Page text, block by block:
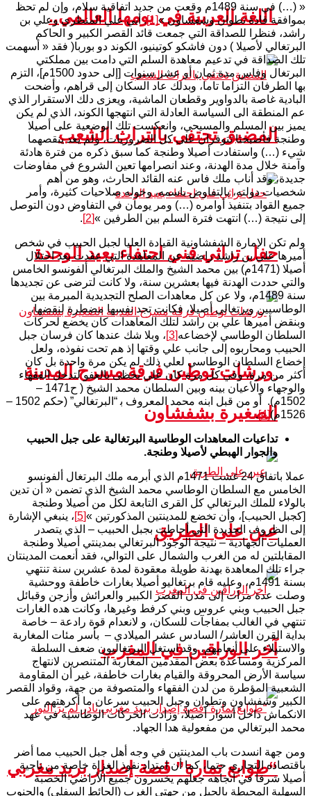
اللغة العربية في يومها العالمي..
المضيق تحتفي بالتراث الشعب
حفل تراثي فني احتفاء بعيد الوحدة
ورشات توطين فرقة مسرح المدينة
الصغيرة بشفشاون
عين على الطريق
آخر الوراقين في المغرب
“طوابع تمارة” قصة إصدار بريد مغربي
« (…) في سنة 1489م وقعت من جديد اتفاقية سلام، وإن لم تحظ
بموافقة قادة تطوان وشفشاون »[1]
. أبي علي المنظري وعلي بن
راشد، فنظرا للصداقة التي جمعت قائد القصر الكبير و الحاكم
البرتغالي لأصيلا ) دون فاشكو كوتينيو، الكوند دو بوربا( فقد « أسهمت
تلك الصداقة في تدعيم معاهدة السلم التي دامت بين مملكتي
البرتغال وفاس مدة ثمان أو عشر سنوات [إلى حدود 1500م]، التزم
بها الطرفان التزاما تاما، وبدلك عاد السكان إلى قراهم، وأضحت
البادية غاصة بالدواوير وقطعان الماشية، ويعزى دلك الاستقرار الذي
عم المنطقة الى السياسة العادلة التي انتهجها الكوند، الذي لم يكن
يميز بين المسلم والمسيحي، وانعكست تلك الوضعية على أصيلا
وطنجة فأصبحتا تتوفران على كل الضروريات، ولم يعد ينقصهما
شيء (…) واستفادت أصيلا وطنجة كما سبق ذكره من فترة هادئة
وآمنة خلال مدة الهدنة، وعند انصرامها تعين الشروع في مفاوضات
جديدة، وقد أناب ملك فاس عنه القائد الحارث، وهو من أهم
شخصيات دولته، بالتفاوض باسمه، وخوله صلاحيات كثيرة، وأمر
جميع القواد بتنفيذ أوامره (…) ومر يومان في التفاوض دون التوصل
إلى نتيجة (…) انتهت فترة السلم بين الطرفين »[2]
.
ولم تكن الإمارة الشفشاونية القيادة العليا لجبل الحبيب في شخص
أميرها علي بن راشد راضية عن المعاهدة التي عقدت بعد احتلال
أصيلا (1471م) بين محمد الشيخ والملك البرتغالي ألفونسو الخامس
والتي حددت الهدنة فيها بعشرين سنة، ولا كانت لترضى عن تجديدها
سنة 1489م، ولا عن كل معاهدات الصلح التجديدية المبرمة بين
الوطاسيين وبرتغالي أصيلا، فكانت تجد نفسها مضطرة لنقضها،
وبنقض أميرها علي بن راشد لتلك المعاهدات كان يخضع لحركات
السلطان الوطاسي لإخضاعه[3]
، وبلا شك عندها كان فرسان جبل
الحبيب ومحاربوه إلى جانب علي وقتها إذ هم تحت نفوذه، ولعل
إخضاع السلطان الوطاسي لعلي ذلك لم يكن مرة واحدة بل كان
أكثر من مرة، وفي كل مرة كان علي يحظى بالعفو لتدخل الفقهاء
والوجهاء والأعيان بينه وبين السلطان محمد الشيخ ( ح1471 –
1502م). أو من قبل ابنه محمد المعروف ﺑ “البرتغالي” (حكم 1502 –
1526م)
[4]
.
تداعيات المعاهدات الوطاسية البرتغالية على جبل الحبيب
والجوار الهبطي لأصيلا وطنجة.
عملا باتفاق 24 غشت 1471م الذي أبرمه ملك البرتغال ألفونسو
الخامس مع السلطان الوطاسي محمد الشيخ الذي تضمن « أن تدين
بالولاء للملك البرتغالي كل القرى التابعة لكل من أصيلا وطنجة
[كجبل الحبيب]، وأن تخضع للمدينتين المذكورتين »[5]
، ينبغي الإشارة
إلى الظروف الجديدة التي أحاطت بجبل الحبيب – الذي يتصدر
العمليات الجهادية – نتيجة الوجود البرتغالي بمدينتي أصيلا وطنجة
المقابلتين له من الغرب والشمال على التوالي، فقد أنعمت المدينتان
جراء تلك المعاهدة بهدنة طويلة معقودة لمدة عشرين سنة تنتهي
بسنة 1491م، وعليه قام برتغاليو أصيلا بغارات خاطفة ووحشية
وصلت عدة مرات إلى مدن القصر الكبير والعرائش وأزجن وقبائل
جبل الحبيب وبني عروس وبني كرفط وغيرها، وكانت هده الغارات
تنتهي في الغالب بمفاجآت للسكان، و لانعدام قوة رادعة – خاصة
بداية القرن العاشر/ السادس عشر الميلادي – بأسر مئات المغاربة
والاستيلاء على أنعامهم، وقد استغل البرتغاليون ضعف السلطة
المركزية ومساعدة بعض المقدمين المغاربة المتنصرين لانتهاج
سياسة الأرض المحروقة والقيام بغارات خاطفة، غير أن المقاومة
الشعبية المؤطرة من لدن الفقهاء والمتصوفة من جهة، وقواد القصر
الكبير وشفشاون وتطوان وجبل الحبيب سرعان ما أكرهتهم على
الانكماش داخل أسوار أصيلا، وزادت الحركات الوطاسية في عهد
محمد البرتغالي من مفعولية هدا الجهاد.
ومن جهة انسدت باب المدينتين في وجه أهل جبل الحبيب مما أضر
باقتصاده التجاري حتما، كما أن امتداد نفوذ الغزاة خاصة من ناحية
أصيلا شرقا في اتجاهه جعلهم يخسرون جميع الأراضي الخصبة
السهلية المحيطة بالجبل من جهتي الغرب (الحائط السفلي) والجنوب